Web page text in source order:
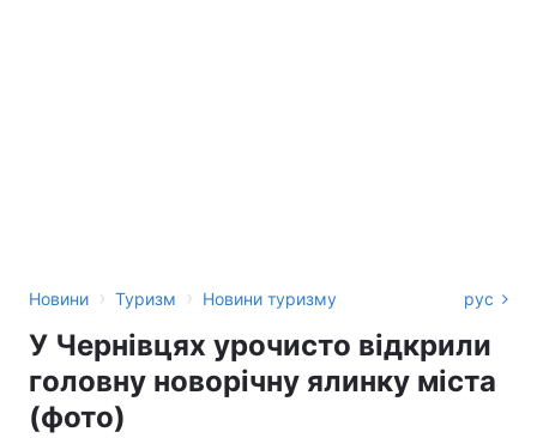
Новини › Туризм › Новини туризму рус
У Чернівцях урочисто відкрили
головну новорічну ялинку міста
(фото)